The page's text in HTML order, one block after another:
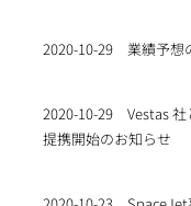
2020-10-29 業績予想
2020-10-29
Vestas
提携開始のお知らせ